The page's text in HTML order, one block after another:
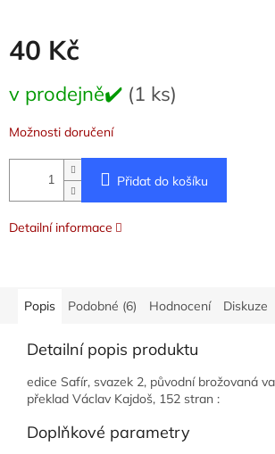
40 Kč
cena:
v prodejně✔️ (1 ks)
Možnosti doručení
Přidat do košíku
Detailní informace
Popis Podobné (6) Hodnocení Diskuze
Detailní popis produktu
edice Safír, svazek 2, původní brožovaná
překlad Václav Kajdoš, 152 stran :
Doplňkové parametry